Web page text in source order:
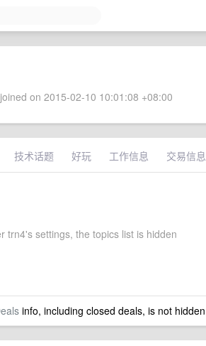
on 2015-02-10 10:01:08 +08:00
技术话题 好玩 工作信息 交易信息
trn4's settings, the topics list is hidden
info, including closed deals, is not hidden